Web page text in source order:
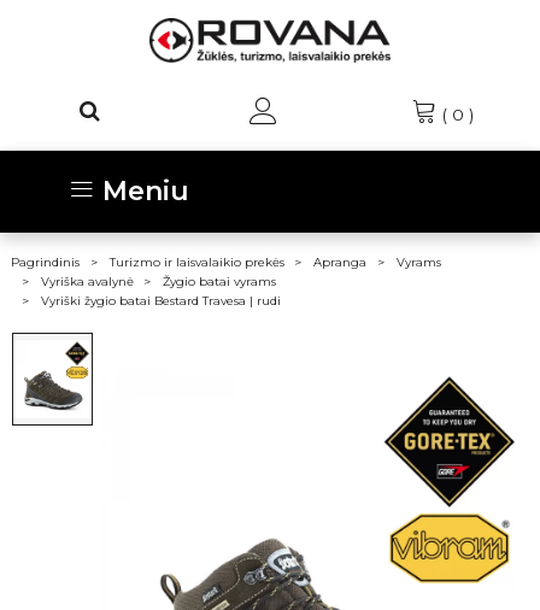
( 0 )
Meniu
Pagrindinis Turizmo ir laisvalaikio prekės Apranga
Vyrams
Vyriška avalynė
Žygio batai vyrams
Vyriški žygio batai Bestard Travesa | rudi